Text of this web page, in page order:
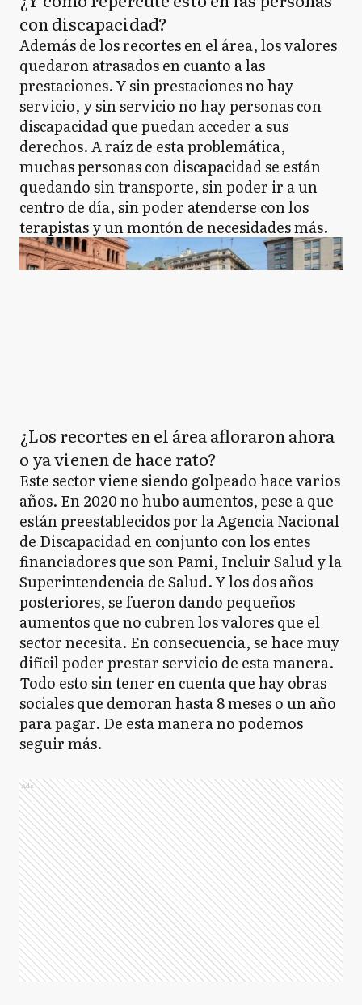
con discapacidad?
Además de los recortes en el área, los valores
quedaron atrasados en cuanto a las
prestaciones. Y sin prestaciones no hay
servicio, y sin servicio no hay personas con
discapacidad que puedan acceder a sus
derechos. A raíz de esta problemática,
muchas personas con discapacidad se están
quedando sin transporte, sin poder ir a un
centro de día, sin poder atenderse con los
terapistas y un montón de necesidades más.
¿Los recortes en el área afloraron ahora
o ya vienen de hace rato?
Este sector viene siendo golpeado hace varios
años. En 2020 no hubo aumentos, pese a que
están preestablecidos por la Agencia Nacional
de Discapacidad en conjunto con los entes
financiadores que son Pami, Incluir Salud y la
Superintendencia de Salud. Y los dos años
posteriores, se fueron dando pequeños
aumentos que no cubren los valores que el
sector necesita. En consecuencia, se hace muy
difícil poder prestar servicio de esta manera.
Todo esto sin tener en cuenta que hay obras
sociales que demoran hasta 8 meses o un año
para pagar. De esta manera no podemos
seguir más.
Ads